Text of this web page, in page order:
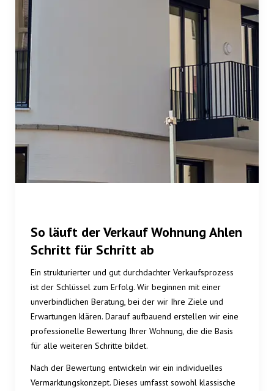
So läuft der Verkauf Wohnung Ahlen
Schritt für Schritt ab
Ein strukturierter und gut durchdachter Verkaufsprozess
ist der Schlüssel zum Erfolg. Wir beginnen mit einer
unverbindlichen Beratung, bei der wir Ihre Ziele und
Erwartungen klären. Darauf aufbauend erstellen wir eine
professionelle Bewertung Ihrer Wohnung, die die Basis
für alle weiteren Schritte bildet.
Nach der Bewertung entwickeln wir ein individuelles
Vermarktungskonzept. Dieses umfasst sowohl klassische